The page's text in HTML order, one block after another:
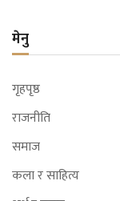
मेनु
गृहपृष्ठ
राजनीति
समाज
कला र साहित्य